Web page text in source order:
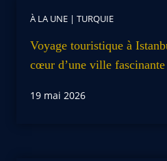
À LA UNE | TURQUIE
Voyage touristique à
cœur d’une ville fascinante
19 mai 2026